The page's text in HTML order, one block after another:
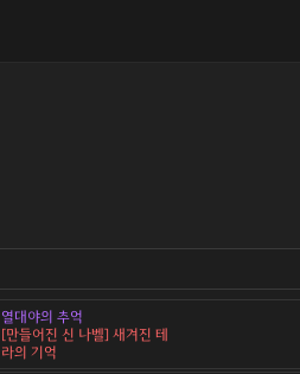
열대야의 추억
[만들어진 신 나벨] 새겨진 테
라의 기억